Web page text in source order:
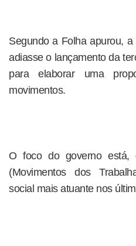
Segundo a Folha apurou,
adiasse o lançamento da
para elaborar uma
movimentos.
O foco do governo está,
(Movimentos dos
social mais atuante nos